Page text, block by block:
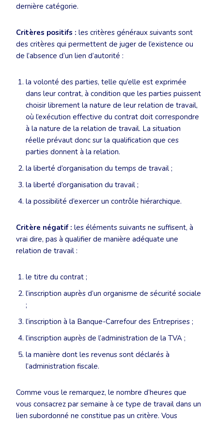
dernière catégorie.
Critères positifs : les critères généraux suivants sont
des critères qui permettent de juger de l’existence ou
de l’absence d’un lien d’autorité :
la volonté des parties, telle qu’elle est exprimée
dans leur contrat, à condition que les parties puissent
choisir librement la nature de leur relation de travail,
où l’exécution effective du contrat doit correspondre
à la nature de la relation de travail. La situation
réelle prévaut donc sur la qualification que ces
parties donnent à la relation.
la liberté d’organisation du temps de travail ;
la liberté d’organisation du travail ;
la possibilité d’exercer un contrôle hiérarchique.
Critère négatif : les éléments suivants ne suffisent, à
vrai dire, pas à qualifier de manière adéquate une
relation de travail :
le titre du contrat ;
l’inscription auprès d’un organisme de sécurité sociale
;
l’inscription à la Banque-Carrefour des Entreprises ;
l’inscription auprès de l’administration de la TVA ;
la manière dont les revenus sont déclarés à
l’administration fiscale.
Comme vous le remarquez, le nombre d’heures que
vous consacrez par semaine à ce type de travail dans un
lien subordonné ne constitue pas un critère. Vous